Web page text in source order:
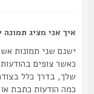
איך אני מציג תמונה
ישנם שני תמונות אשר
כאשר צופים בהודעות.
שלך, בדרך כלל בצודה של
כמה הודעות כתבת או